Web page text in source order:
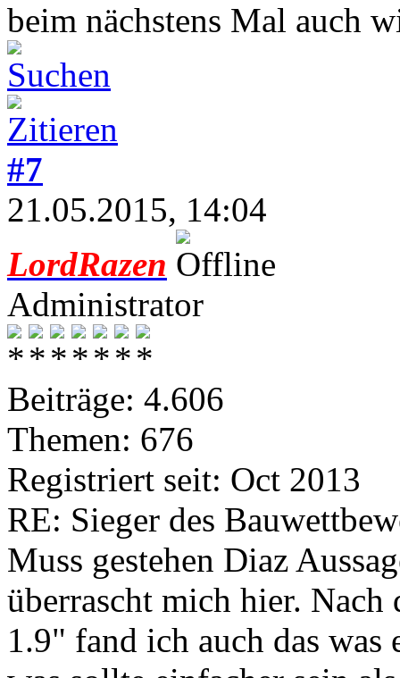
beim nächstens Mal auch
#7
21.05.2015, 14:04
LordRazen
Administrator
Beiträge: 4.606
Themen: 676
Registriert seit: Oct 2013
RE: Sieger des
Muss gestehen Diaz
überrascht mich hier.
1.9" fand ich auch das was